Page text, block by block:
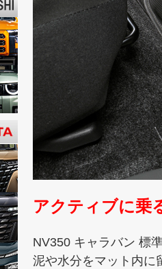
アクティブに乗
NV350 キャラバン 標
泥や水分をマット内に